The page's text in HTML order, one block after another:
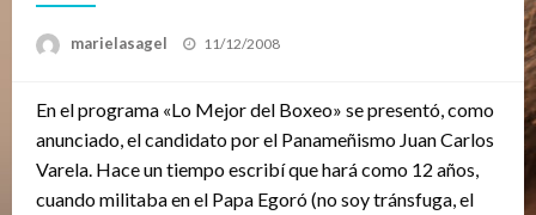
marielasagel
Publicado
11/12/2008
En el programa «Lo Mejor del Boxeo» se presentó, como
anunciado, el candidato por el Panameñismo Juan Carlos
Varela. Hace un tiempo escribí que hará como 12 años,
cuando militaba en el Papa Egoró (no soy tránsfuga, el